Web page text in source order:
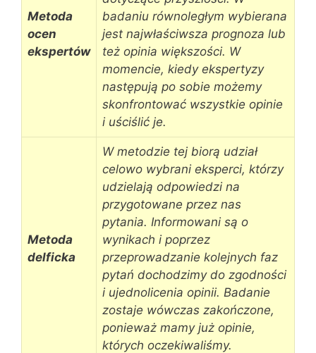
Metoda
ocen
ekspertów
badaniu równoległym wybierana
jest najwłaściwsza prognoza lub
też opinia większości. W
momencie, kiedy ekspertyzy
następują po sobie możemy
skonfrontować wszystkie opinie
i uściślić je.
Metoda
delficka
W metodzie tej biorą udział
celowo wybrani eksperci, którzy
udzielają odpowiedzi na
przygotowane przez nas
pytania. Informowani są o
wynikach i poprzez
przeprowadzanie kolejnych faz
pytań dochodzimy do zgodności
i ujednolicenia opinii. Badanie
zostaje wówczas zakończone,
ponieważ mamy już opinie,
których oczekiwaliśmy.